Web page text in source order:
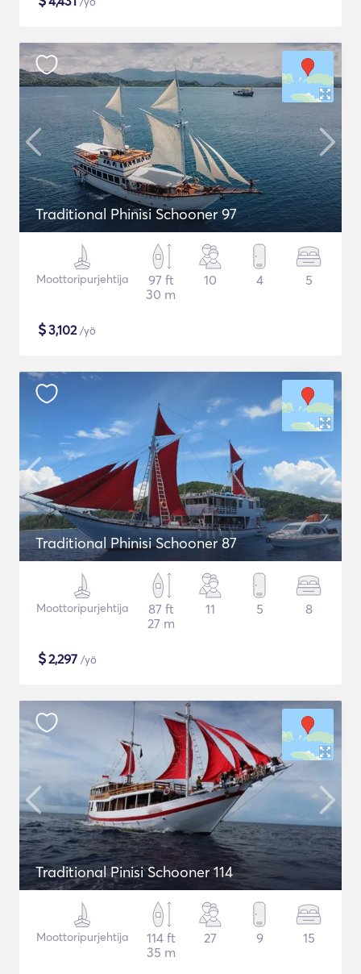
Traditional Phinisi Schooner 97
Moottoripurjehtija
97 ft
30 m
10 4 5
$3,102/yö
Traditional Phinisi Schooner 87
Moottoripurjehtija
87 ft
27 m
11 5 8
$2,297 /yö
Traditional Pinisi Schooner 114
Moottoripurjehtija
114 ft
35 m
27 9 15